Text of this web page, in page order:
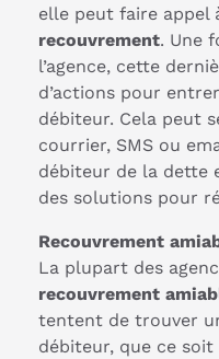
elle peut faire appel
recouvrement. Une
l’agence, cette
d’actions pour
débiteur. Cela peut
courrier, SMS ou
débiteur de la dette
des solutions pour
Recouvrement
La plupart des
recouvrement
tentent de trouver
débiteur, que ce